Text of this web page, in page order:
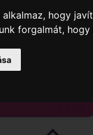
hogy
forgalmát,